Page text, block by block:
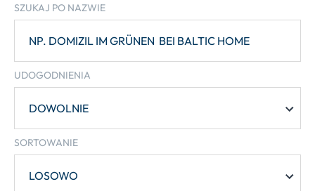
SZUKAJ PO NAZWIE
UDOGODNIENIA
SORTOWANIE
LOSOWO